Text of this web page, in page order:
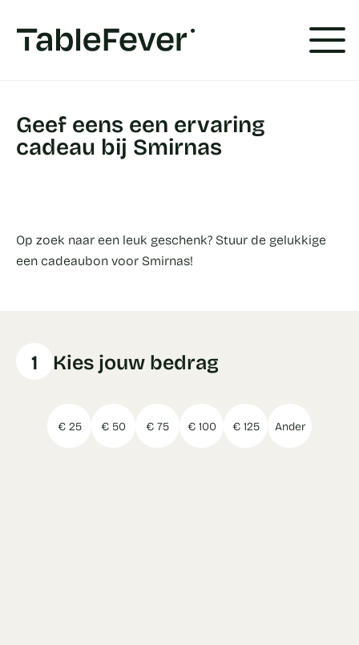
Geef eens een ervaring
cadeau bij Smirnas
Op zoek naar een leuk geschenk? Stuur de gelukkige
een cadeaubon voor Smirnas!
1 Kies jouw bedrag
€ 25 € 50 € 75 € 100 € 125 Ander